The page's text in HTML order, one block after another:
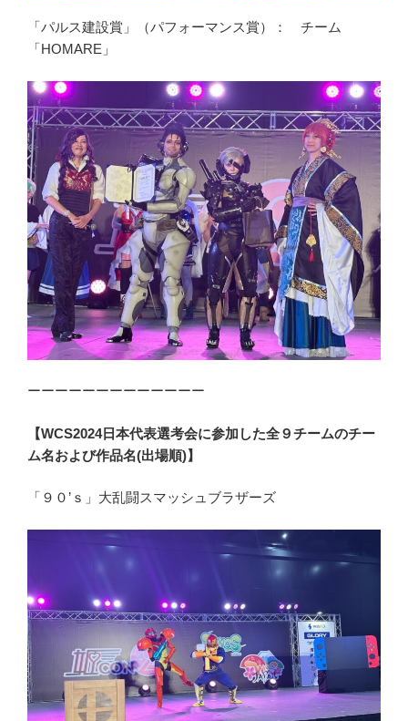
「パルス建設賞」（パフォーマンス賞）： チーム
「HOMARE」
ーーーーーーーーーーーーー
【WCS2024日本代表選考会に参加した全９チームのチー
ム名および作品名(出場順)】
「９０’ｓ」大乱闘スマッシュブラザーズ